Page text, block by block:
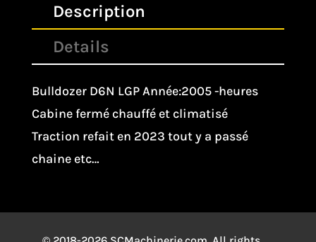
Description
Details
Bulldozer D6N LGP Année:2005 -heures
Cabine fermé chauffé et climatisé
Traction refait en 2023 tout y a passé
chaine etc…